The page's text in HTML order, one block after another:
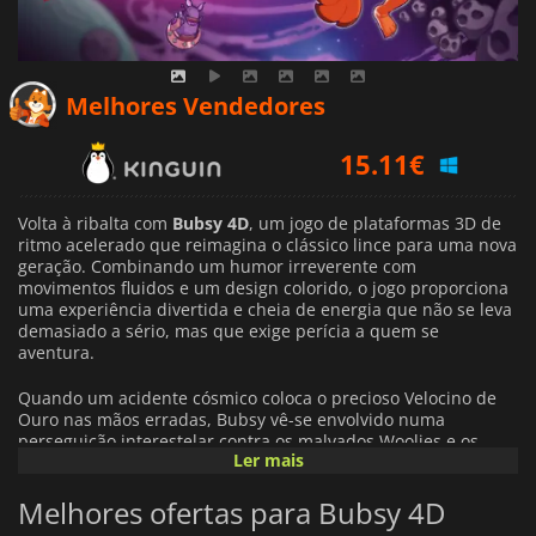
Melhores Vendedores
14.99 €
19.99€
Volta à ribalta com Bubsy 4D, um jogo de plataformas 3D de
ritmo acelerado que reimagina o clássico lince para uma nova
geração. Combinando um humor irreverente com
movimentos fluidos e um design colorido, o jogo proporciona
uma experiência divertida e cheia de energia que não se leva
demasiado a sério, mas que exige perícia a quem se
aventura.
Quando um acidente cósmico coloca o precioso Velocino de
Ouro nas mãos erradas, Bubsy vê-se envolvido numa
perseguição interestelar contra os malvados Woolies e os
seus aliados mecânicos, os BaaBots. O que começa como um
aventura completa através de ambientes alienígenas
estranhos e animados, cada um repleto de segredos, perigos
Ler mais
Melhores ofertas para Bubsy 4D